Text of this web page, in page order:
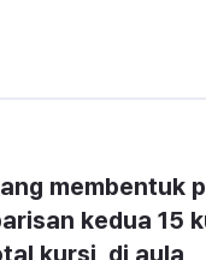
membentuk
kedua 15
kursi  di aula